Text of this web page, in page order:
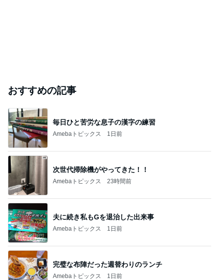
おすすめの記事
毎日ひと苦労な息子の漢字の練習
Amebaトピックス 1日前
次世代掃除機がやってきた！！
Amebaトピックス 23時間前
夫に続き私もGを退治した出来事
Amebaトピックス 1日前
完璧な布陣だった週替わりのランチ
Amebaトピックス 1日前